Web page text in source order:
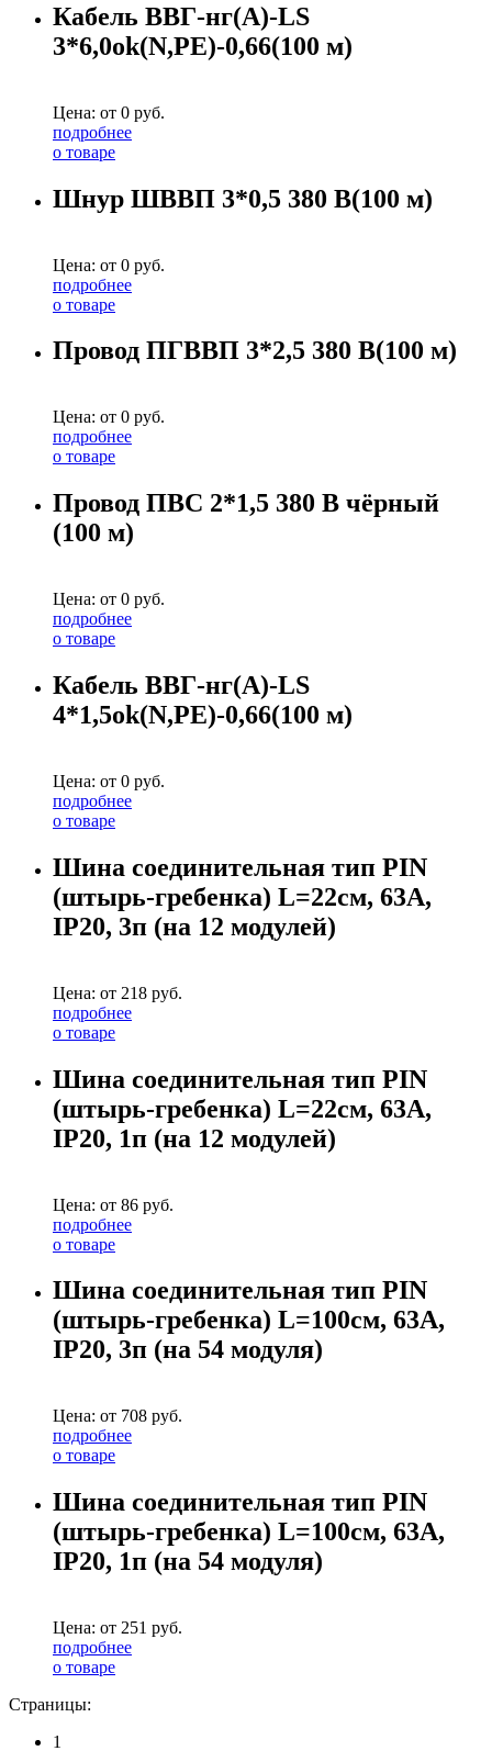
Кабель ВВГ-нг(А)-LS
3*6,0ok(N,PE)-0,66(100 м)
Цена: от 0 руб.
подробнее
о товаре
Шнур ШВВП 3*0,5 380 В(100 м)
Цена: от 0 руб.
подробнее
о товаре
Провод ПГВВП 3*2,5 380 В(100 м)
Цена: от 0 руб.
подробнее
о товаре
Провод ПВС 2*1,5 380 В чёрный
(100 м)
Цена: от 0 руб.
подробнее
о товаре
Кабель ВВГ-нг(А)-LS
4*1,5ok(N,PE)-0,66(100 м)
Цена: от 0 руб.
подробнее
о товаре
Шина соединительная тип PIN
(штырь-гребенка) L=22см, 63А,
IP20, 3п (на 12 модулей)
Цена: от 218 руб.
подробнее
о товаре
Шина соединительная тип PIN
(штырь-гребенка) L=22см, 63А,
IP20, 1п (на 12 модулей)
Цена: от 86 руб.
подробнее
о товаре
Шина соединительная тип PIN
(штырь-гребенка) L=100см, 63А,
IP20, 3п (на 54 модуля)
Цена: от 708 руб.
подробнее
о товаре
Шина соединительная тип PIN
(штырь-гребенка) L=100см, 63А,
IP20, 1п (на 54 модуля)
Цена: от 251 руб.
подробнее
о товаре
Страницы:
1